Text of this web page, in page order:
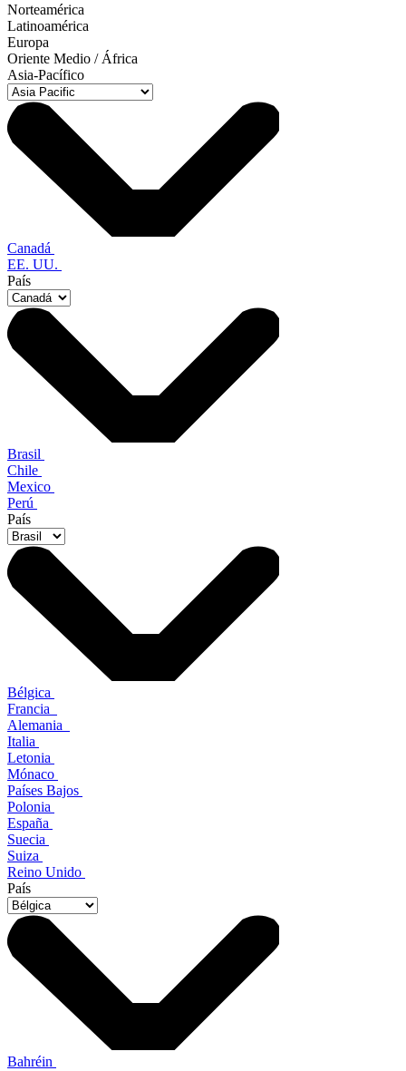
Norteamérica
Latinoamérica
Europa
Oriente Medio / África
Asia-Pacífico
Canadá
EE. UU.
País
Brasil
Chile
Mexico
Perú
País
Bélgica
Francia
Alemania
Italia
Letonia
Mónaco
Países Bajos
Polonia
España
Suecia
Suiza
Reino Unido
País
Bahréin